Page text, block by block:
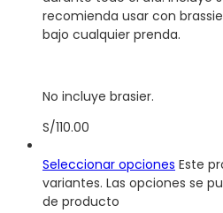
recomienda usar con
bajo cualquier prenda.
No incluye brasier.
S/110.00
Seleccionar opciones Este
variantes. Las opciones se
de producto